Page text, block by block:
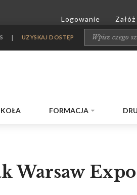
FORMACJA
UZYSKAJ DOSTĘP
Warsaw Expo